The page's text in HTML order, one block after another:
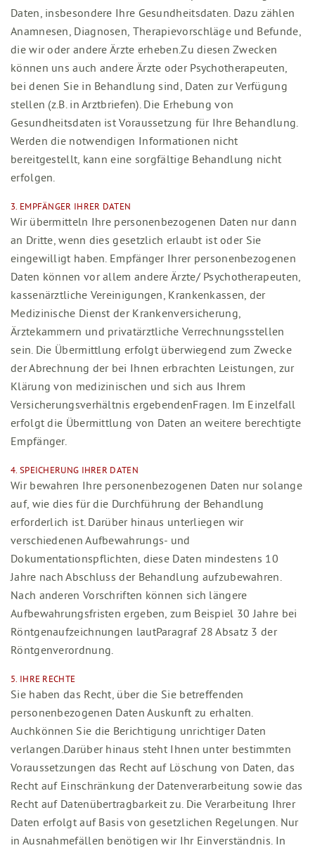
Daten, insbesondere Ihre Gesundheitsdaten. Dazu zählen
Anamnesen, Diagnosen, Therapievorschläge und Befunde,
die wir oder andere Ärzte erheben.Zu diesen Zwecken
können uns auch andere Ärzte oder Psychotherapeuten,
bei denen Sie in Behandlung sind, Daten zur Verfügung
stellen (z.B. in Arztbriefen). Die Erhebung von
Gesundheitsdaten ist Voraussetzung für Ihre Behandlung.
Werden die notwendigen Informationen nicht
bereitgestellt, kann eine sorgfältige Behandlung nicht
erfolgen.
3. EMPFÄNGER IHRER DATEN
Wir übermitteln Ihre personenbezogenen Daten nur dann
an Dritte, wenn dies gesetzlich erlaubt ist oder Sie
eingewilligt haben. Empfänger Ihrer personenbezogenen
Daten können vor allem andere Ärzte/ Psychotherapeuten,
kassenärztliche Vereinigungen, Krankenkassen, der
Medizinische Dienst der Krankenversicherung,
Ärztekammern und privatärztliche Verrechnungsstellen
sein. Die Übermittlung erfolgt überwiegend zum Zwecke
der Abrechnung der bei Ihnen erbrachten Leistungen, zur
Klärung von medizinischen und sich aus Ihrem
Versicherungsverhältnis ergebendenFragen. Im Einzelfall
erfolgt die Übermittlung von Daten an weitere berechtigte
Empfänger.
4. SPEICHERUNG IHRER DATEN
Wir bewahren Ihre personenbezogenen Daten nur solange
auf, wie dies für die Durchführung der Behandlung
erforderlich ist. Darüber hinaus unterliegen wir
verschiedenen Aufbewahrungs- und
Dokumentationspflichten, diese Daten mindestens 10
Jahre nach Abschluss der Behandlung aufzubewahren.
Nach anderen Vorschriften können sich längere
Aufbewahrungsfristen ergeben, zum Beispiel 30 Jahre bei
Röntgenaufzeichnungen lautParagraf 28 Absatz 3 der
Röntgenverordnung.
5. IHRE RECHTE
Sie haben das Recht, über die Sie betreffenden
personenbezogenen Daten Auskunft zu erhalten.
Auchkönnen Sie die Berichtigung unrichtiger Daten
verlangen.Darüber hinaus steht Ihnen unter bestimmten
Voraussetzungen das Recht auf Löschung von Daten, das
Recht auf Einschränkung der Datenverarbeitung sowie das
Recht auf Datenübertragbarkeit zu. Die Verarbeitung Ihrer
Daten erfolgt auf Basis von gesetzlichen Regelungen. Nur
in Ausnahmefällen benötigen wir Ihr Einverständnis. In